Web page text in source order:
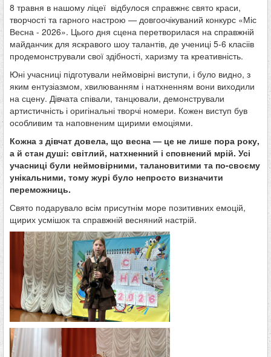
8 травня в нашому ліцеї відбулося справжнє свято краси,
творчості та гарного настрою — довгоочікуваний конкурс «Міс
Весна - 2026». Цього дня сцена перетворилася на справжній
майданчик для яскравого шоу талантів, де учениці 5-6 класіів
продемонстрували свої здібності, харизму та креативність.
Юні учасниці підготували неймовірні виступи, і було видно, з
яким ентузіазмом, хвилюванням і натхненням вони виходили
на сцену. Дівчата співали, танцювали, демонстрували
артистичність і оригінальні творчі номери. Кожен виступ був
особливим та наповненим щирими емоціями.
Кожна з дівчат довела, що весна — це не лише пора року,
а й стан душі: світлий, натхненний і сповнений мрій. Усі
учасниці були неймовірними, талановитими та по-своєму
унікальними, тому журі було непросто визначити
переможниць.
Свято подарувало всім присутнім море позитивних емоцій,
щирих усмішок та справжній весняний настрій.